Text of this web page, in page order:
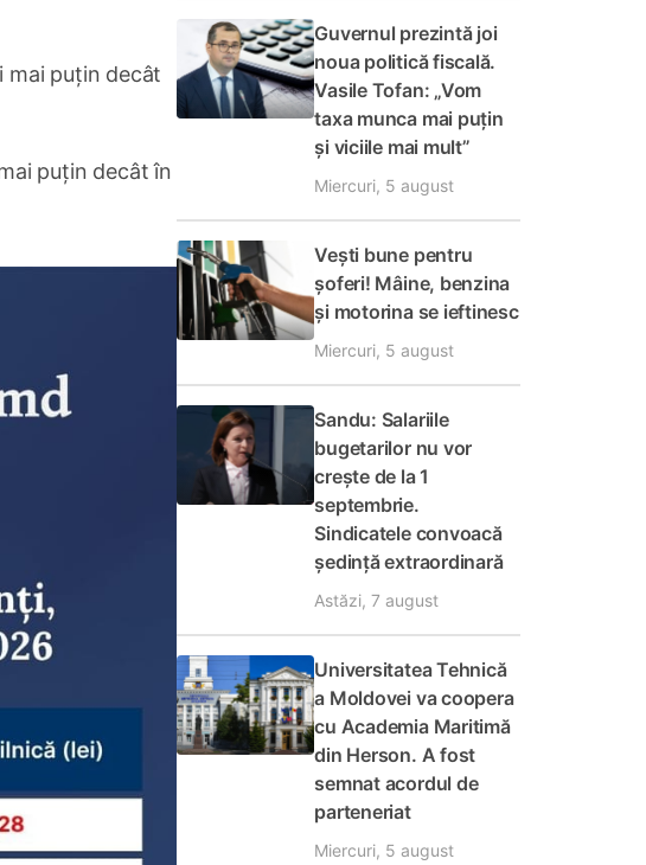
mai puțin decât
puțin decât în
Guvernul prezintă joi
noua politică fiscală.
Vasile Tofan: „Vom
taxa munca mai puțin
și viciile mai mult”
Miercuri, 5 august
Vești bune pentru
șoferi! Mâine, benzina
și motorina se ieftinesc
Miercuri, 5 august
Sandu: Salariile
bugetarilor nu vor
crește de la 1
septembrie.
Sindicatele convoacă
ședință extraordinară
Astăzi, 7 august
Universitatea Tehnică
a Moldovei va coopera
cu Academia Maritimă
din Herson. A fost
semnat acordul de
parteneriat
Miercuri, 5 august